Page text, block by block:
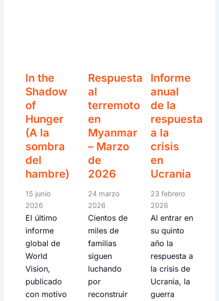
In the
Shadow
of
Hunger
(A la
sombra
del
hambre)
15 junio
2026
El último
informe
global de
World
Vision,
publicado
con motivo
Respuesta
al
terremoto
en
Myanmar
– Marzo
de
2026
24 marzo
2026
Cientos de
miles de
familias
siguen
luchando
por
reconstruir
Informe
anual
de la
respuesta
a la
crisis
en
Ucrania
23 febrero
2026
Al entrar en
su quinto
año la
respuesta a
la crisis de
Ucrania, la
guerra